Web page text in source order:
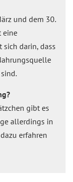
und dem 30.
eine
sich darin, dass
sind.
gibt es
allerdings in
erfahren